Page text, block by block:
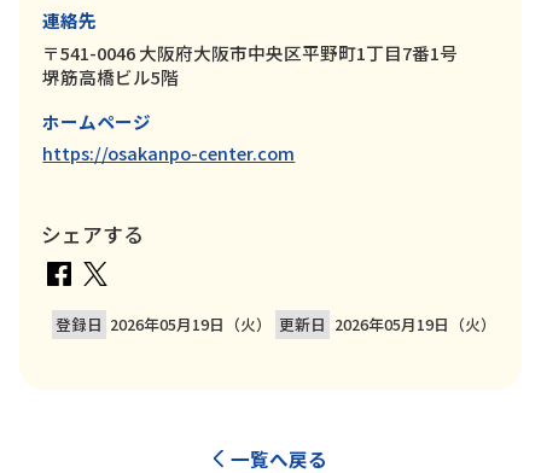
連絡先
〒541-0046 大阪府大阪市中央区平野町1丁目7番1号
堺筋高橋ビル5階
ホームページ
https://osakanpo-center.com
シェアする
登録日 2026年05月19日（火） 更新日 2026年05月19日（火）
一覧へ戻る